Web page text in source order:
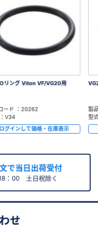
リング Viton VF/VG20用
ード ：20262
V34
ログインして価格・在庫表示
製
型
で当日出荷受付
：00 土日祝除く
せ